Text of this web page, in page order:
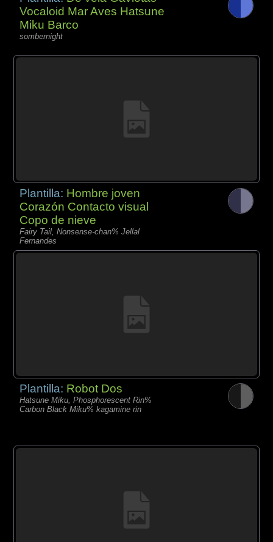
Vocaloid Mar Aves Hatsune
Miku Barco
sombernight
Plantilla: Hombre joven
Corazón Contacto visual
Copo de nieve
Fairy Tail, Nonsense-chan% Jellal
Fernandes
Plantilla: Robot Dos
Hatsune Miku, Phosphorescent Rin%
Carbon Black Miku% kagamine rin